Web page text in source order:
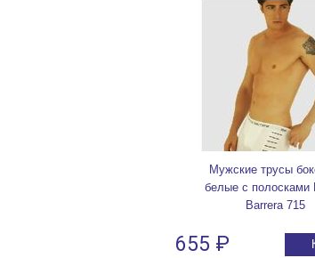
Мужские трусы
белые с полосками
Barrera 715
655 ₽